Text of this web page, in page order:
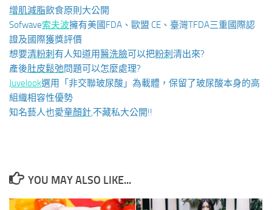
增肌減脂飲食原則大公開
Sofwave索夫波擁有美國FDA、歐盟 CE、臺灣TFDA三重國際認
證及國際獲獎評價
想要清粉刺 有人知道用醫洗臉可以把粉刺 清出來?
產後肚皮鬆弛問題可以怎麼處理?
Juvelook選用「非交聯玻尿酸」為載體，保留了玻尿酸本身的高
組織相容性優勢
知名藝人也愛童顏針,不藏私大公開!!
YOU MAY ALSO LIKE...